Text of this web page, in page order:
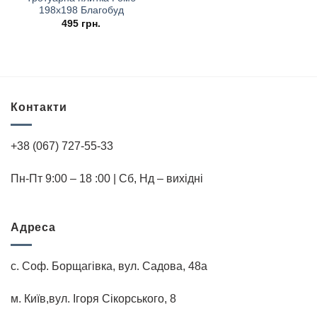
198х198 Благобуд
495 грн.
Контакти
+38 (067) 727-55-33
Пн-Пт 9:00 – 18 :00 | Cб, Нд – вихідні
Адреса
с. Соф. Борщагівка, вул. Садова, 48а
м. Київ,вул. Iгоря Сiкорського, 8